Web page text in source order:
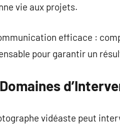
vie aux projets.
efficace :
pour garantir un
vidéaste peut